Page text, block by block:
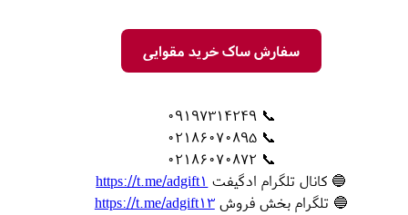
سفارش ساک خرید مقوایی
📞 09197314249
📞 02186070895
📞 02186070872
🔵 کانال تلگرام ادگیفت https://t.me/adgift1
🔵 تلگرام بخش فروشhttps://t.me/adgift13